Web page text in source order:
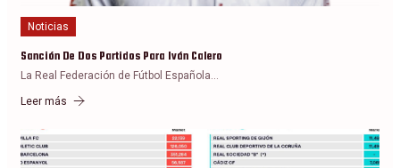
Noticias
Sanción De Dos Partidos Para Iván Calero
La Real Federación de Fútbol Española…
Leer más